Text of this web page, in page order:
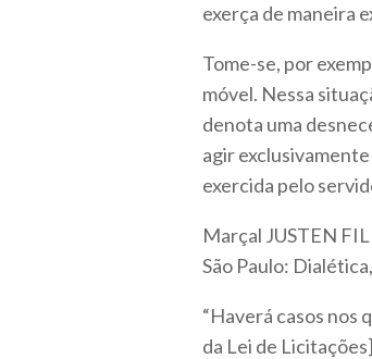
exerça de maneira
Tome-se, por
móvel. Nessa
denota uma
agir
exercida pelo
Marçal JUSTEN
São Paulo:
“Haverá casos nos
da Lei de